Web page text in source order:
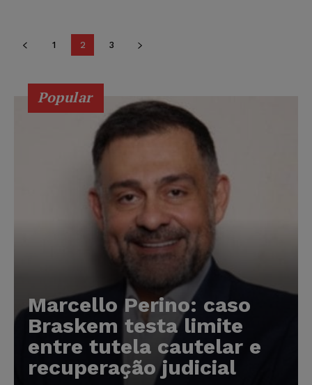
1 2 3
Popular
Marcello Perino: caso
Braskem testa limite
entre tutela cautelar e
recuperação judicial